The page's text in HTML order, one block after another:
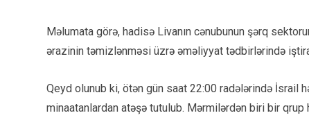
Məlumata görə, hadisə Livanın cənubunun şərq
ərazinin təmizlənməsi üzrə əməliyyat tədbirlərində
Qeyd olunub ki, ötən gün saat 22:00 radələrində İsrail
minaatanlardan atəşə tutulub. Mərmilərdən biri bir qrup